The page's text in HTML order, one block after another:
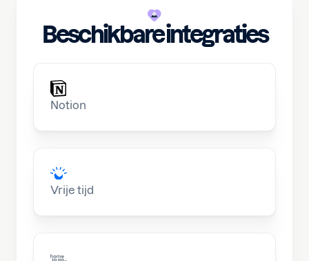
Beschikbare integraties
Notion
Vrije tijd